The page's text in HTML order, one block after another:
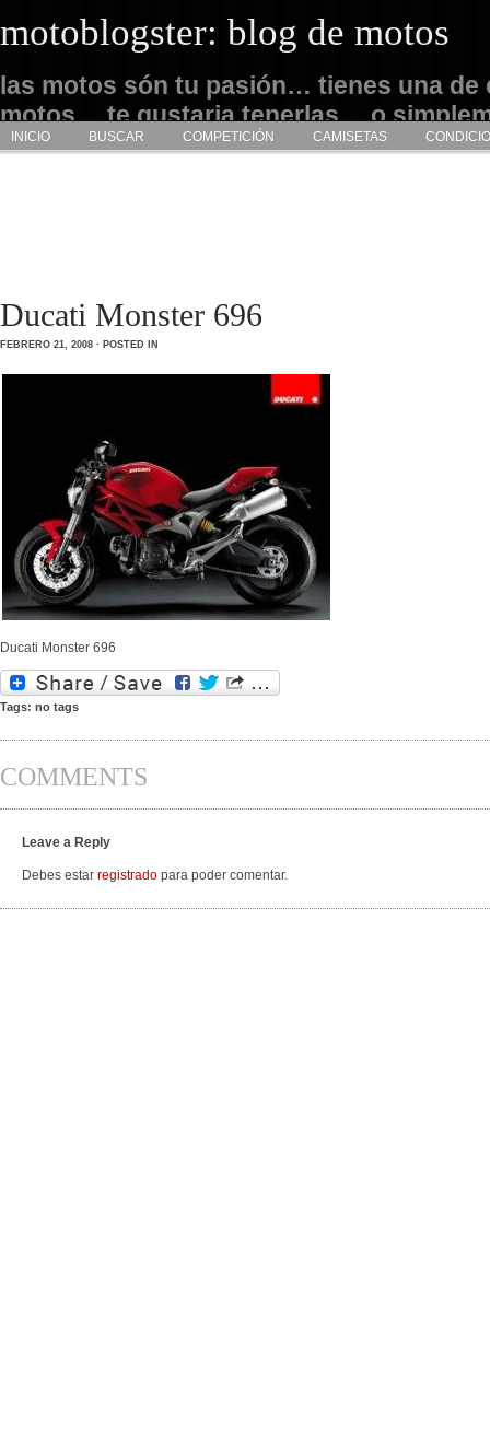
motoblogster: blog de motos
las motos són tu pasión… tienes una de
motos… te gustaria tenerlas… o
admirarlas… este es tu sitio
INICIO BUSCAR COMPETICIÓN CAMISETAS
Ducati Monster 696
FEBRERO 21, 2008 · POSTED IN
Ducati Monster 696
Tags: no tags
COMMENTS
Leave a Reply
Debes estar registrado para poder comentar.